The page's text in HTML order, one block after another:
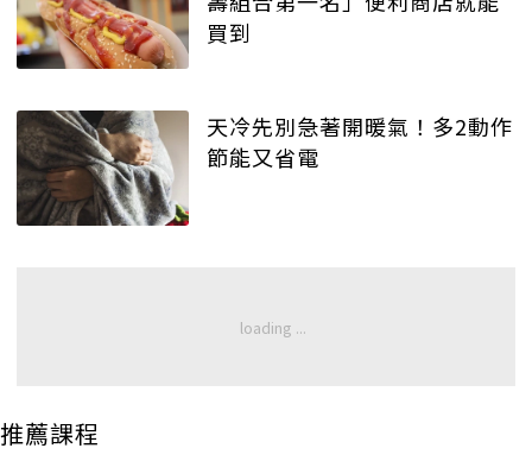
買到
天冷先別急著開暖氣！多2動作
節能又省電
推薦課程